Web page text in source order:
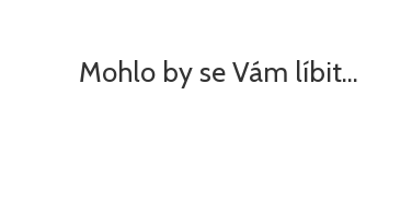
Mohlo by se Vám líbit…